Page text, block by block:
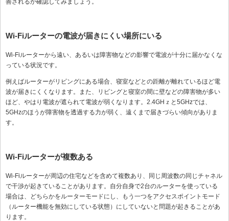
Wi-Fiルーターの電波が届きにくい場所にいる
Wi-Fiルーターから遠い、あるいは障害物などの影響で電波が十分に届かなくな
っている状況です。
例えばルーターがリビングにある場合、寝室などとの距離が離れているほど電
波が届きにくくなります。また、リビングと寝室の間に壁などの障害物が多い
ほど、やはり電波が遮られて電波が弱くなります。2.4GHｚと5GHzでは、
5GHzのほうが障害物を透過する力が弱く、遠くまで届きづらい傾向がありま
す。
Wi-Fiルーターが複数ある
Wi-Fiルーターが周辺の住宅などを含めて複数あり、同じ周波数の同じチャネル
で干渉が起きていることがあります。自分自身で2台のルーターを使っている
場合は、どちらかをルーターモードにし、もう一つをアクセスポイントモード
（ルーター機能を無効にしている状態）にしていないと問題が起きることがあ
ります。